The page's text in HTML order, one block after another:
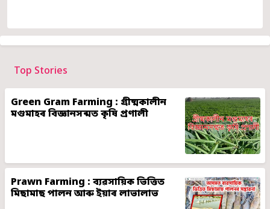
Top Stories
Green Gram Farming : গ্ৰীষ্মকালীন
মগুমাহৰ বিজ্ঞানসন্মত কৃষি প্ৰণালী
Prawn Farming : ব্যৱসায়িক ভিত্তিত
মিছামাছ পালন আৰু ইয়াৰ লাভালাভ